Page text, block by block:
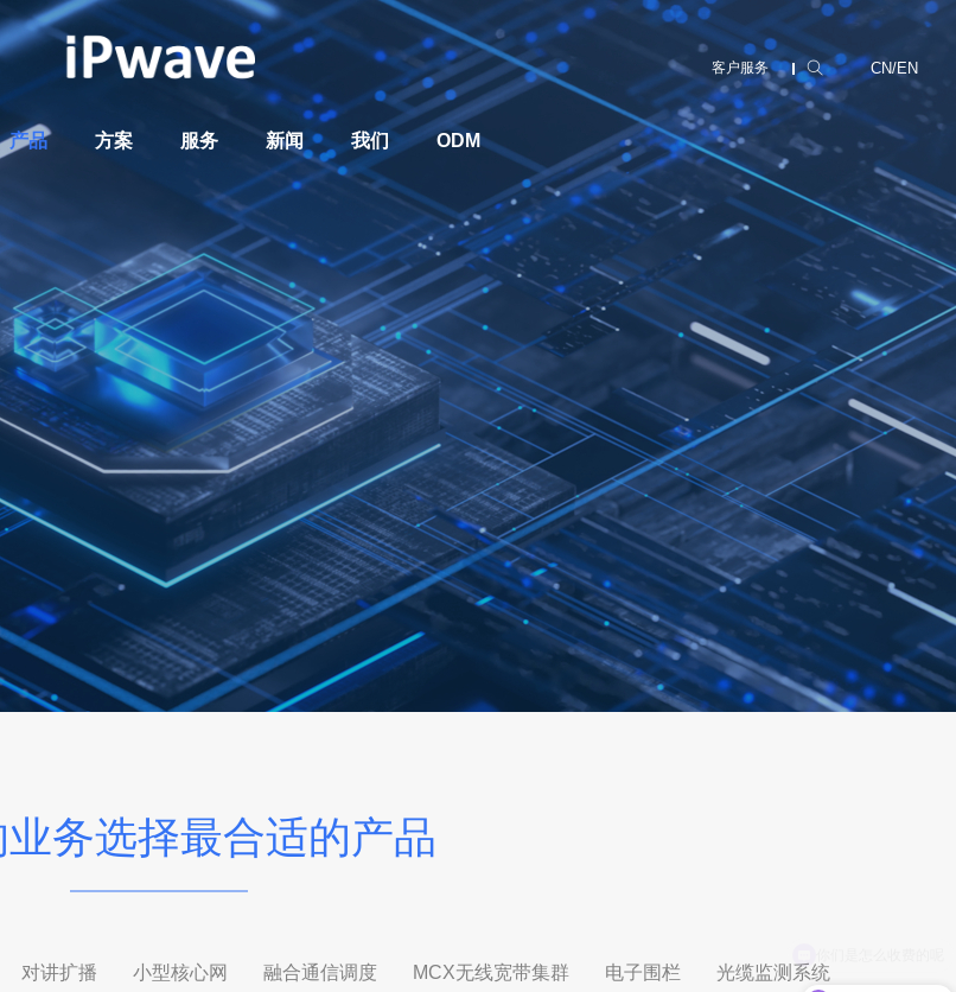
产品 方案 服务 新闻 我们 ODM
客户服务 CN/EN
务选择最合适的产品
对讲扩播 小型核心网 融合通信调度 MCX无线宽带集群 电子围栏 光缆监测系统